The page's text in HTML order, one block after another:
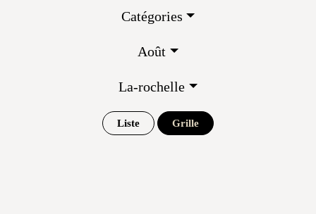
Catégories
Août
La-rochelle
Liste Grille